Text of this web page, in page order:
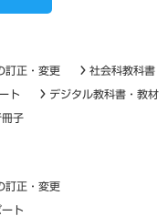
訂正・変更 社会科教科書
ト デジタル教科書・教材
冊子
訂正・変更
ト